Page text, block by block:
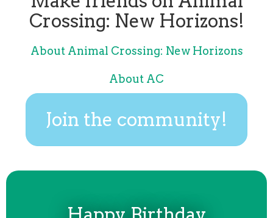
Crossing: New Horizons!
About Animal Crossing: New Horizons
About AC
Join the community!